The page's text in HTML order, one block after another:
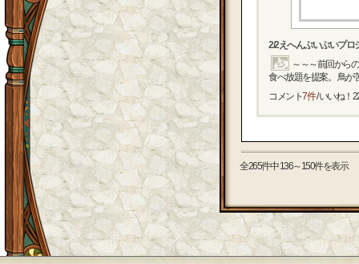
2/2えへんぷいぷいプロ
～～～前回から
食べ放題を提案。 鳥が
コメント7件/ いいね！
全265件中 136～150件を表示